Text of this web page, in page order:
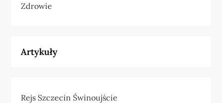
Zdrowie
Artykuły
Rejs Szczecin Świnoujście